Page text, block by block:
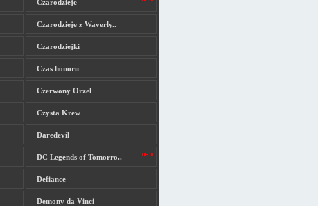
Czarodzieje
Czarodzieje z Waverly..
Czarodziejki
Czas honoru
Czerwony Orzeł
Czysta Krew
Daredevil
DC Legends of Tomorro..
Defiance
Demony da Vinci